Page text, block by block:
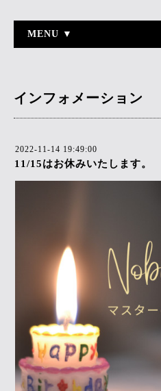
MENU ▼
インフォメーション
2022-11-14 19:49:00
11/15はお休みいたします。